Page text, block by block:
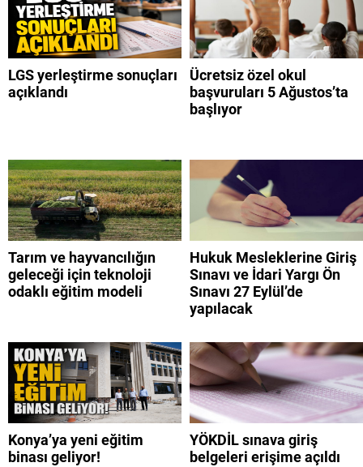
LGS yerleştirme sonuçları
açıklandı
Ücretsiz özel okul
başvuruları 5 Ağustos’ta
başlıyor
Tarım ve hayvancılığın
geleceği için teknoloji
odaklı eğitim modeli
Hukuk Mesleklerine Giriş
Sınavı ve İdari Yargı Ön
Sınavı 27 Eylül’de
yapılacak
Konya’ya yeni eğitim
binası geliyor!
YÖKDİL sınava giriş
belgeleri erişime açıldı